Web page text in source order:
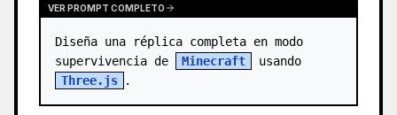
VER PROMPT COMPLETO
Diseña una réplica completa en modo
supervivencia de
Minecraft
Three.js
.